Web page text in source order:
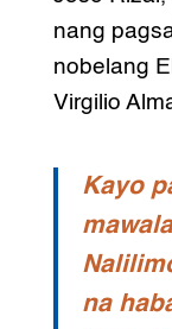
nang
nobelang
Virgilio
Kayo
na